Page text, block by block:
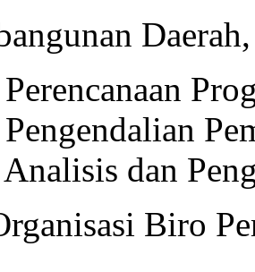
dan
Biro